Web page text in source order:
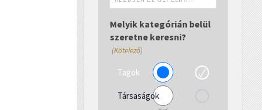
el
gépelni...
Melyik kategórián belül
szeretne keresni?
(Kötelező)
Tagok
Társaságok